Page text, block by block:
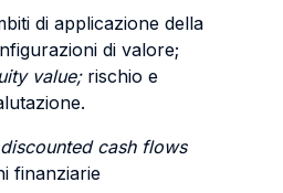
di applicazione della
di valore;
value; rischio e
discounted cash flows
finanziarie